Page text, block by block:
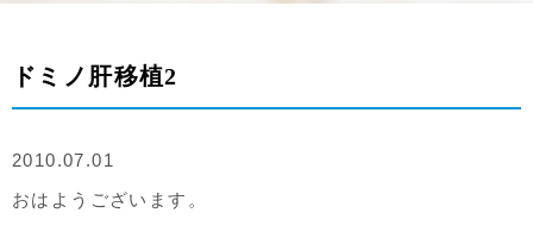
ドミノ肝移植2
2010.07.01
おはようございます。